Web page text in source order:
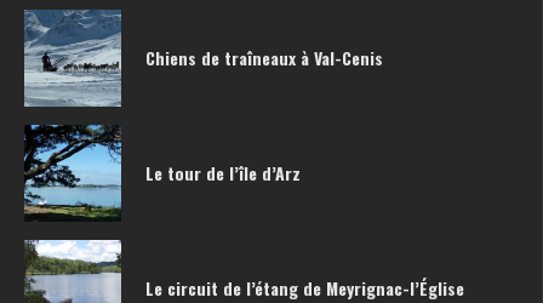
Chiens de traîneaux à Val-Cenis
Le tour de l’île d’Arz
Le circuit de l’étang de Meyrignac-l’Église